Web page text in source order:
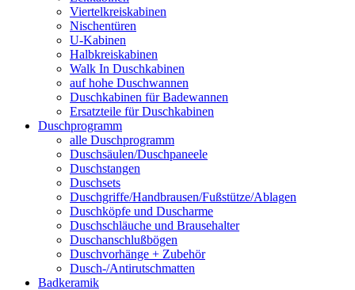
Viertelkreiskabinen
Nischentüren
U-Kabinen
Halbkreiskabinen
Walk In Duschkabinen
auf hohe Duschwannen
Duschkabinen für Badewannen
Ersatzteile für Duschkabinen
Duschprogramm
alle Duschprogramm
Duschsäulen/Duschpaneele
Duschstangen
Duschsets
Duschgriffe/Handbrausen/Fußstütze/Ablagen
Duschköpfe und Duscharme
Duschschläuche und Brausehalter
Duschanschlußbögen
Duschvorhänge + Zubehör
Dusch-/Antirutschmatten
Badkeramik